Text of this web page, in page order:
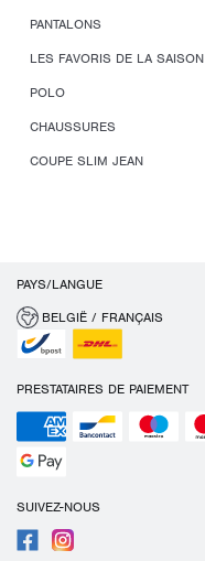
PANTALONS
LES FAVORIS DE LA SAISON
POLO
CHAUSSURES
COUPE SLIM JEAN
PAYS/LANGUE
BELGIË / FRANÇAIS
PRESTATAIRES DE PAIEMENT
SUIVEZ-NOUS